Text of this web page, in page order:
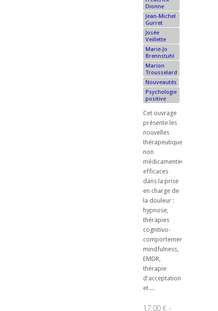
Dionne
Jean-Michel
Gurret
Josée
Veillette
Marie-Jo
Brennstuhl
Marion
Trousselard
Nouveautés
Psychologie
positive
Cet ouvrage
présente les
nouvelles
thérapeutiques
non
médicamenteuses
efficaces
dans la prise
en charge de
la douleur :
hypnose,
thérapies
cognitivo-
comportementales,
mindfulness,
EMDR,
thérapie
d'acceptation
et ...
17,00 € -